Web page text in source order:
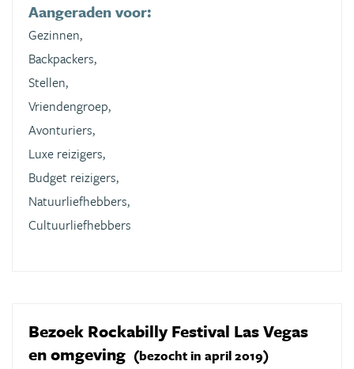
Aangeraden voor:
Gezinnen,
Backpackers,
Stellen,
Vriendengroep,
Avonturiers,
Luxe reizigers,
Budget reizigers,
Natuurliefhebbers,
Cultuurliefhebbers
Bezoek Rockabilly Festival Las Vegas
en omgeving (bezocht in april 2019)